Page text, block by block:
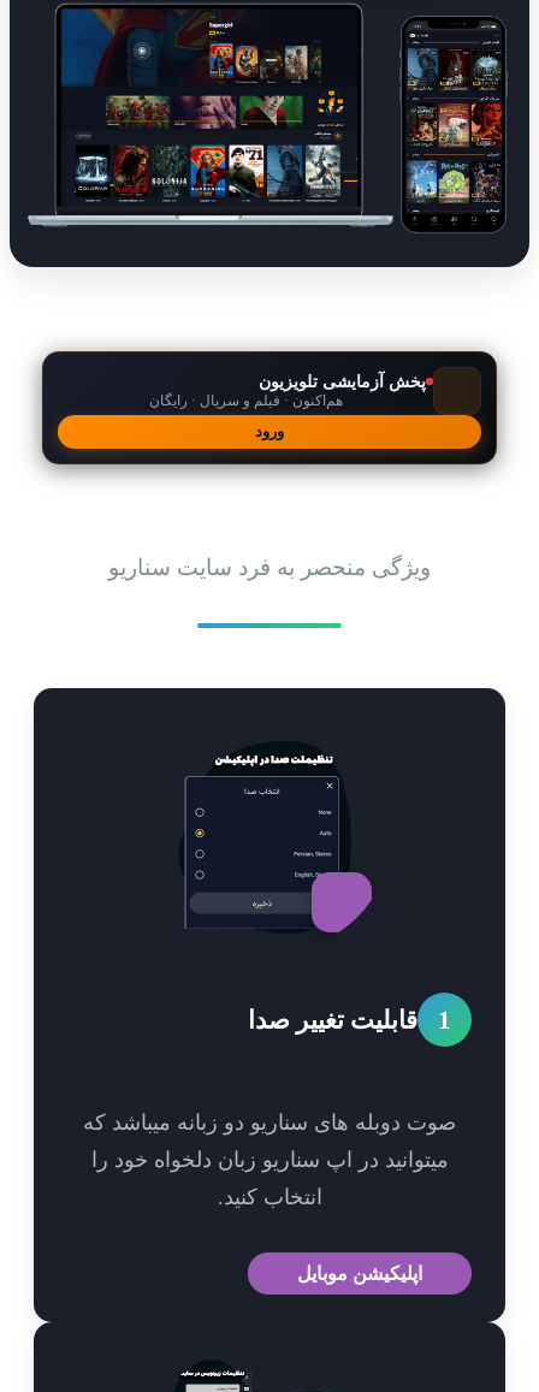
پخش آزمایشی تلویزیون
هم‌اکنون · فیلم و سریال · رایگان
ویژگی منحصر به فرد سایت سناریو
قابلیت تغییر صدا
دوبله های سناریو دو زبانه میباشد که
میتوانید در اپ سناریو زبان دلخواه خود را
انتخاب کنید.
اپلیکیشن موبایل